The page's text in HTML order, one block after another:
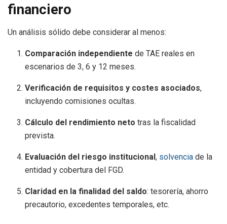
financiero
Un análisis sólido debe considerar al menos:
Comparación independiente de TAE reales en
escenarios de 3, 6 y 12 meses.
Verificación de requisitos y costes asociados,
incluyendo comisiones ocultas.
Cálculo del rendimiento neto tras la fiscalidad
prevista.
Evaluación del riesgo institucional, solvencia de la
entidad y cobertura del FGD.
Claridad en la finalidad del saldo: tesorería, ahorro
precautorio, excedentes temporales, etc.